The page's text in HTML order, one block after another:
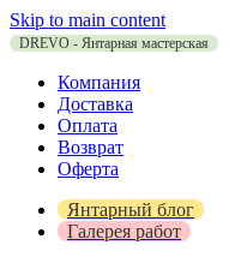
Skip to main content
DREVO - Янтарная мастерская
Компания
Доставка
Оплата
Возврат
Оферта
Янтарный блог
Галерея работ